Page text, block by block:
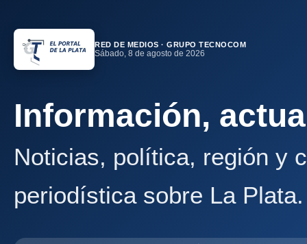
RED DE MEDIOS · GRUPO TECNOCOM
Sábado, 8 de agosto de 2026
Información,
Noticias, política, región y
periodística sobre La Plata.